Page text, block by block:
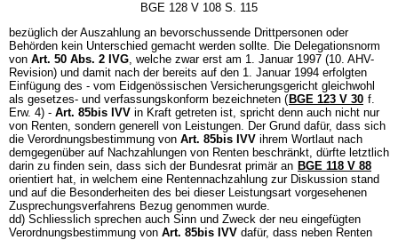
BGE 128 V 108 S. 115
bezüglich der Auszahlung an bevorschussende Drittpersonen oder
Behörden kein Unterschied gemacht werden sollte. Die Delegationsnorm
von Art. 50 Abs. 2 IVG, welche zwar erst am 1. Januar 1997 (10. AHV-
Revision) und damit nach der bereits auf den 1. Januar 1994 erfolgten
Einfügung des - vom Eidgenössischen Versicherungsgericht gleichwohl
als gesetzes- und verfassungskonform bezeichneten ( BGE 123 V 30 f.
Erw. 4) - Art. 85bis IVV in Kraft getreten ist, spricht denn auch nicht nur
von Renten, sondern generell von Leistungen. Der Grund dafür, dass sich
die Verordnungsbestimmung von Art. 85bis IVV ihrem Wortlaut nach
demgegenüber auf Nachzahlungen von Renten beschränkt, dürfte letztlich
darin zu finden sein, dass sich der Bundesrat primär an BGE 118 V 88
orientiert hat, in welchem eine Rentennachzahlung zur Diskussion stand
und auf die Besonderheiten des bei dieser Leistungsart vorgesehenen
Zusprechungsverfahrens Bezug genommen wurde.
dd) Schliesslich sprechen auch Sinn und Zweck der neu eingefügten
Verordnungsbestimmung von Art. 85bis IVV dafür, dass neben Renten